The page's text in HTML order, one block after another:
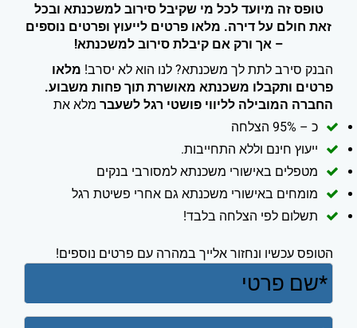
טופס זה מיועד לכל מי שקיבל סירוב למשכנתא ובכל
זאת חולם על דירה. מלאו פרטים לייעוץ ופרטים נוספים
– אך ורק אם קיבלת סירוב למשכנתא!
הבנק סירב לתת לך משכנתא? לנו הוא לא יסרב! מלאו
פרטים ותקבלו משכנתא מאושרת תוך פחות משבוע.
החברה המובילה לליווי פושטי רגל לשעבר
כ – 95% הצלחה
ייעוץ חינם וללא התחייבות.
מטפלים באישורי משכנתא למסורבי בנקים
מומחים באישורי משכנתא גם אחרי פשיטת רגל
תשלום לפי הצלחה בלבד!
מלא את
הטופס עכשיו ונחזור אלייך במהרה עם פרטים נוספים!